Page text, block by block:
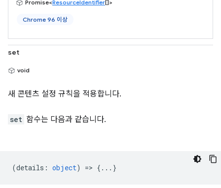
Promise<ResourceIdentifier[]>
Chrome 96 이상
set
void
새 콘텐츠 설정 규칙을 적용합니다.
set 함수는 다음과 같습니다.
(details : object) => {...}